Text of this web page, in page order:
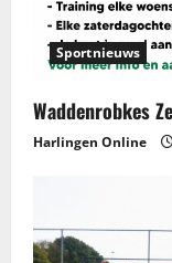
Sportnieuws
Waddenrobkes
Harlingen Online